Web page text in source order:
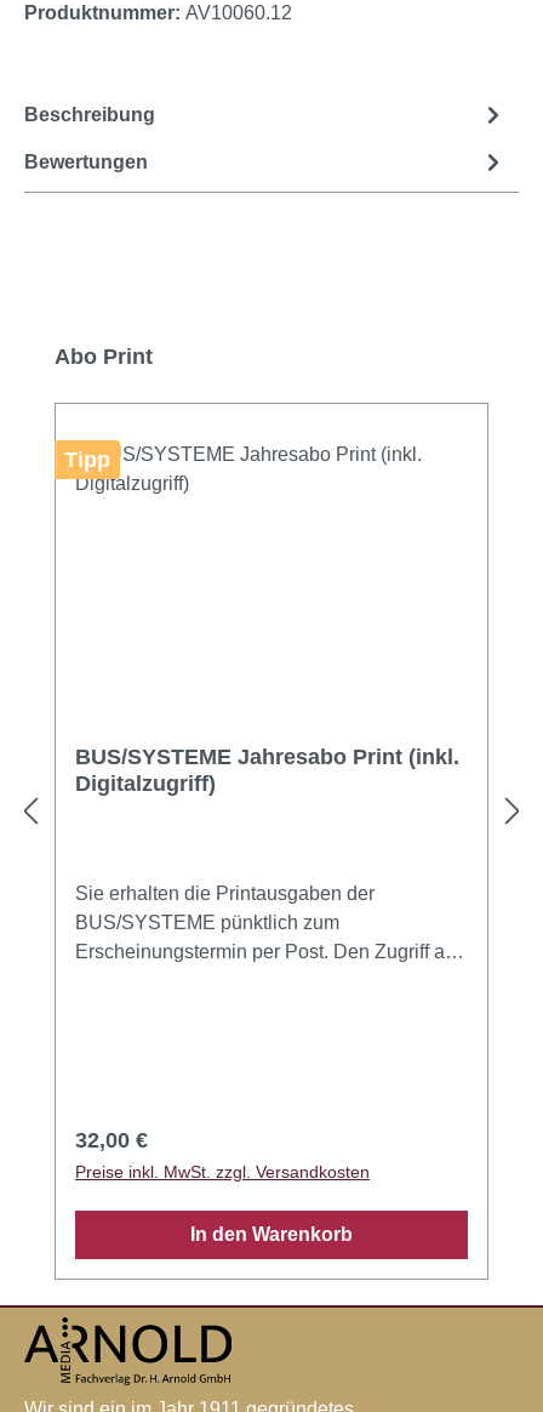
Produktnummer: AV10060.12
Beschreibung
Bewertungen
Produktgalerie überspringen
Abo Print
Tipp
BUS/SYSTEME Jahresabo Print (inkl.
Digitalzugriff)
Sie erhalten die Printausgaben der
BUS/SYSTEME pünktlich zum
Erscheinungstermin per Post. Den Zugriff auf
Jahresende möglich.
Regulärer Preis:
32,00 €
Preise inkl. MwSt. zzgl. Versandkosten
In den Warenkorb